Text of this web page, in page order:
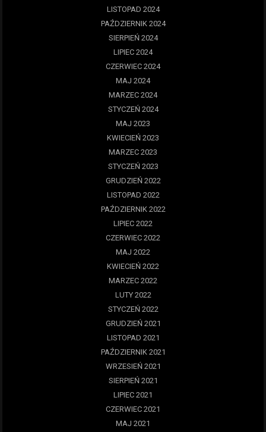
LISTOPAD 2024
PAŹDZIERNIK 2024
SIERPIEŃ 2024
LIPIEC 2024
CZERWIEC 2024
MAJ 2024
MARZEC 2024
STYCZEŃ 2024
MAJ 2023
KWIECIEŃ 2023
MARZEC 2023
STYCZEŃ 2023
GRUDZIEŃ 2022
LISTOPAD 2022
PAŹDZIERNIK 2022
LIPIEC 2022
CZERWIEC 2022
MAJ 2022
KWIECIEŃ 2022
MARZEC 2022
LUTY 2022
STYCZEŃ 2022
GRUDZIEŃ 2021
LISTOPAD 2021
PAŹDZIERNIK 2021
WRZESIEŃ 2021
SIERPIEŃ 2021
LIPIEC 2021
CZERWIEC 2021
MAJ 2021